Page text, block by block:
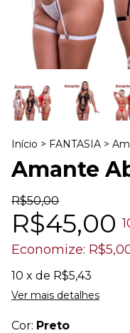
Início > FANTASIA >
Amante
R$50,00
R$45,00
Economize:
10 x de R$5,43
Ver mais detalhes
Cor: Preto